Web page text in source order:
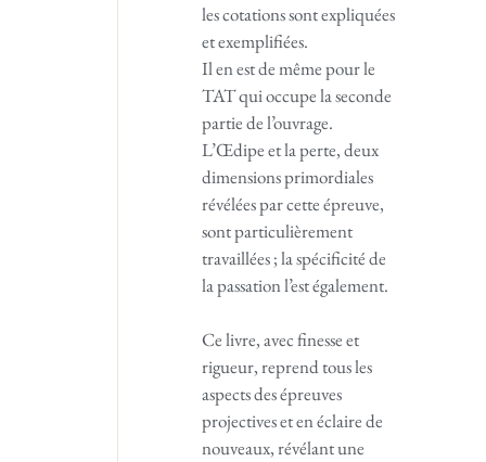
les cotations sont expliquées
et exemplifiées.
Il en est de même pour le
TAT qui occupe la seconde
partie de l’ouvrage.
L’Œdipe et la perte, deux
dimensions primordiales
révélées par cette épreuve,
sont particulièrement
travaillées ; la spécificité de
la passation l’est également.
Ce livre, avec finesse et
rigueur, reprend tous les
aspects des épreuves
projectives et en éclaire de
nouveaux, révélant une